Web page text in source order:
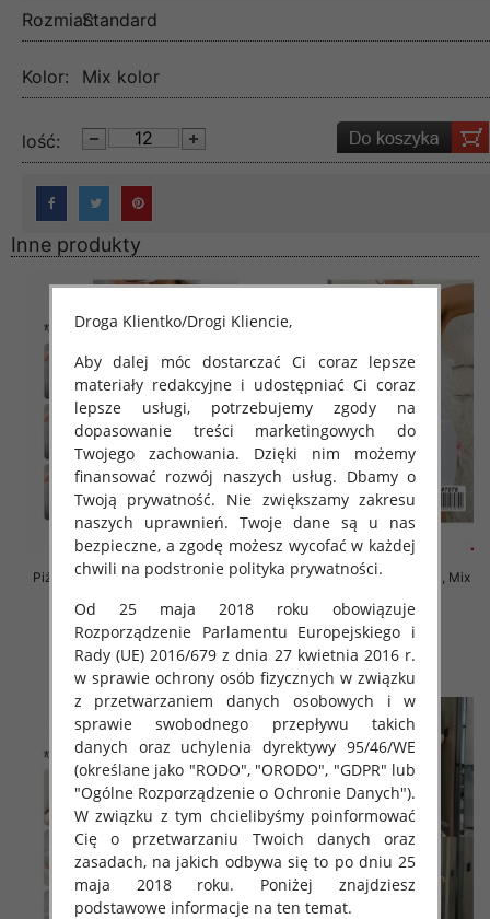
Rozmiar:Standard
Kolor: Mix kolor
lość:
Inne produkty
Piżama damska Roz XL-3XL, Mix
27.00 zł
szczegóły
Piżama damska Roz M/L/XL, Mix
29.00 zł
szczegóły
Droga Klientko/Drogi Kliencie,
Aby dalej móc dostarczać Ci coraz lepsze
materiały redakcyjne i udostępniać Ci coraz
lepsze usługi, potrzebujemy zgody na
dopasowanie treści marketingowych do
Twojego zachowania. Dzięki nim możemy
finansować rozwój naszych usług. Dbamy o
Twoją prywatność. Nie zwiększamy zakresu
naszych uprawnień. Twoje dane są u nas
bezpieczne, a zgodę możesz wycofać w każdej
chwili na podstronie polityka prywatności.
Od 25 maja 2018 roku obowiązuje
Rozporządzenie Parlamentu Europejskiego i
Rady (UE) 2016/679 z dnia 27 kwietnia 2016 r.
w sprawie ochrony osób fizycznych w związku
z przetwarzaniem danych osobowych i w
sprawie swobodnego przepływu takich
danych oraz uchylenia dyrektywy 95/46/WE
(określane jako "RODO", "ORODO", "GDPR" lub
"Ogólne Rozporządzenie o Ochronie Danych").
W związku z tym chcielibyśmy poinformować
Cię o przetwarzaniu Twoich danych oraz
zasadach, na jakich odbywa się to po dniu 25
maja 2018 roku. Poniżej znajdziesz
podstawowe informacje na ten temat.